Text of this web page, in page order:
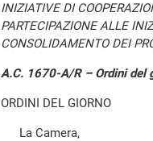
INIZIATIVE DI
PARTECIPAZIONE ALLE
CONSOLIDAMENTO DEI
A.C. 1670-A/R – Ordini del
ORDINI DEL GIORNO
La Camera,